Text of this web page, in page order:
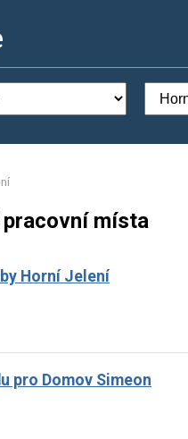
místa
Horní Jelení
pro Domov Simeon